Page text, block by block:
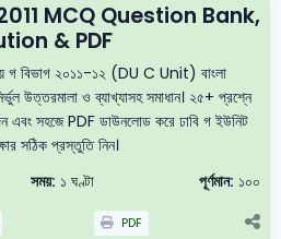
MCQ Question Bank,
& PDF
গ বিভাগ ২০১১-১২ (DU C Unit) বাংলা
উত্তরমালা ও ব্যাখ্যাসহ সমাধান। ২৫+ প্রশ্নে
এবং সহজে PDF ডাউনলোড করে ঢাবি গ ইউনিট
সঠিক প্রস্তুতি নিন।
সময়: ১ ঘণ্টা পূর্ণমান: ১০০
PDF